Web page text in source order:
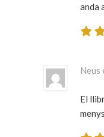
anda
Neus
El